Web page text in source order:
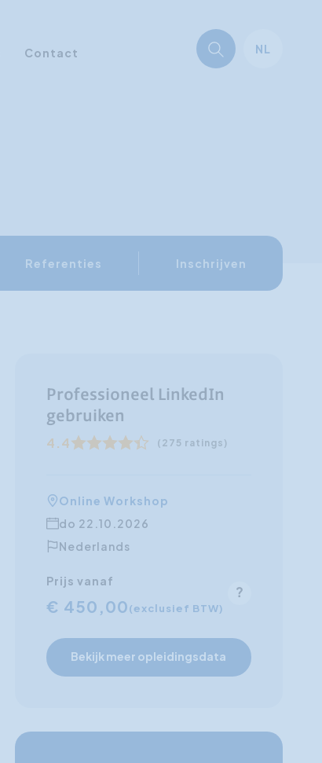
Contact NL
Referenties Inschrijven
Professioneel LinkedIn
gebruiken
4.4 (275 ratings)
Online Workshop
do 22.10.2026
Nederlands
Prijs vanaf
€ 450,00(exclusief BTW)
Bekijk meer opleidingsdata